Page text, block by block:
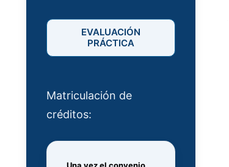
EVALUACIÓN
PRÁCTICA
Matriculación de
créditos: